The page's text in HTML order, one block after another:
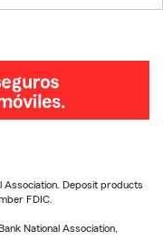
Association. Deposit products
FDIC.
National Association,